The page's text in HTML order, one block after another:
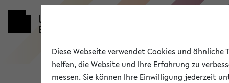
Diese Webseite verwendet Cookies und
helfen, die Website und Ihre Erfahrung zu
messen. Sie können Ihre Einwilligung jederzeit